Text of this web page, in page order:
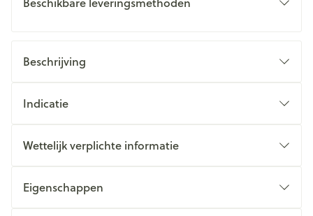
Beschrijving
Indicatie
Wettelijk verplichte informatie
Eigenschappen